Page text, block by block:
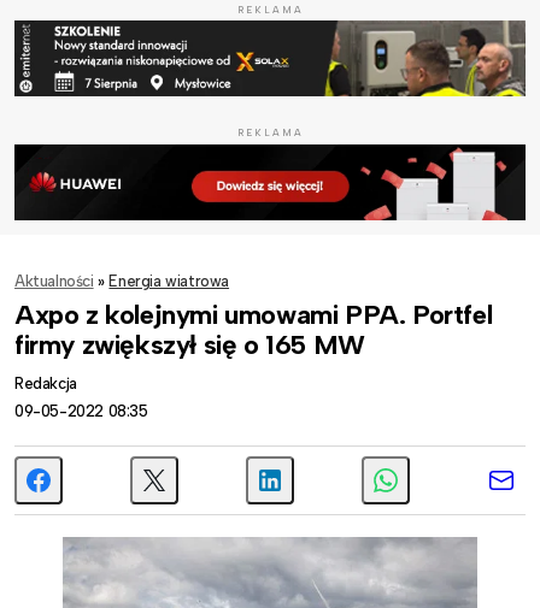
REKLAMA
REKLAMA
Aktualności » Energia wiatrowa
Axpo z kolejnymi umowami PPA. Portfel
firmy zwiększył się o 165 MW
Redakcja
09-05-2022 08:35